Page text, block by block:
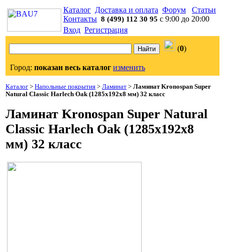
Каталог Доставка и оплата Форум
Статьи
Контакты 8 (499) 112 30 95 с 9:00 до 20:00
Вход Регистрация
(0)
Город: показан весь каталог изменить
Каталог > Напольные покрытия > Ламинат > Ламинат Kronospan Super
Natural Classic Harlech Oak (1285x192x8 мм) 32 класс
Ламинат Kronospan Super Natural
Classic Harlech Oak (1285x192x8
мм) 32 класс